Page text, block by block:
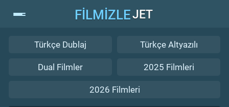
FİLMİZLEJET
Türkçe Dublaj Türkçe Altyazılı
Dual Filmler 2025 Filmleri
2026 Filmleri